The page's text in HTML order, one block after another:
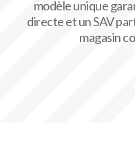
modèle unique
directe et un SAV
magasin